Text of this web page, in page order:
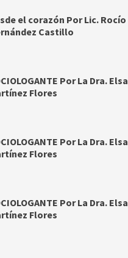
el corazón Por Lic. Rocío
Castillo
Por La Dra. Elsa
Flores
Por La Dra. Elsa
Flores
Por La Dra. Elsa
Flores